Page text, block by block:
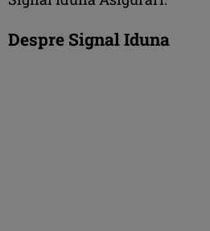
Despre Signal Iduna